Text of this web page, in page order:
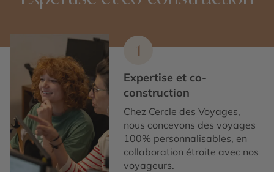
1
Expertise et co-
construction
Chez Cercle des Voyages,
nous concevons des voyages
100% personnalisables, en
collaboration étroite avec nos
voyageurs.